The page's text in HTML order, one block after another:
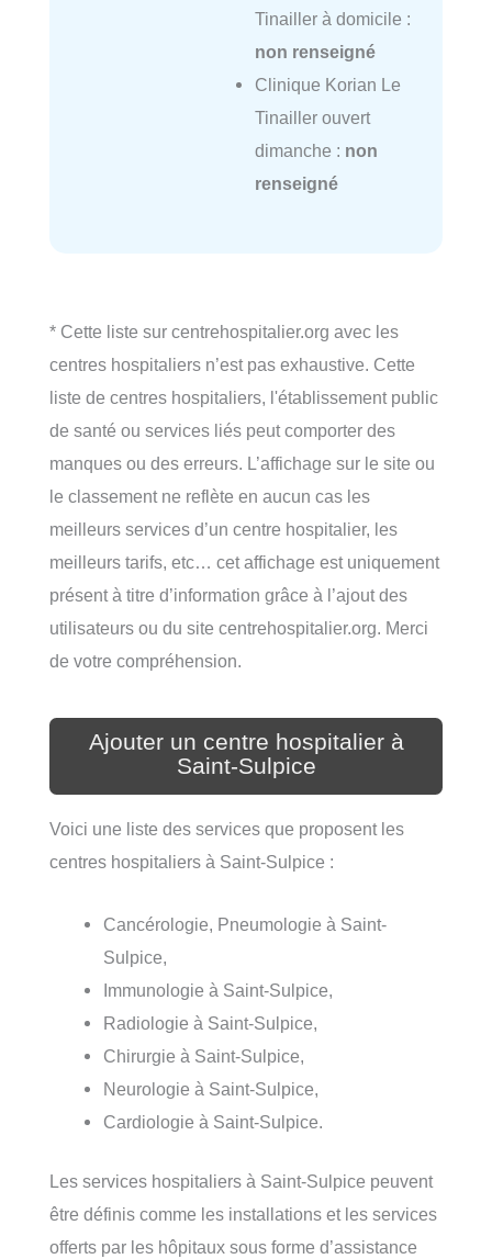
Tinailler à domicile :
non renseigné
Clinique Korian Le
Tinailler ouvert
dimanche : non
renseigné
* Cette liste sur centrehospitalier.org avec les
centres hospitaliers n’est pas exhaustive. Cette
liste de centres hospitaliers, l'établissement public
de santé ou services liés peut comporter des
manques ou des erreurs. L’affichage sur le site ou
le classement ne reflète en aucun cas les
meilleurs services d’un centre hospitalier, les
meilleurs tarifs, etc… cet affichage est uniquement
présent à titre d’information grâce à l’ajout des
utilisateurs ou du site centrehospitalier.org. Merci
de votre compréhension.
Ajouter un centre hospitalier à
Saint-Sulpice
Voici une liste des services que proposent les
centres hospitaliers à Saint-Sulpice :
Cancérologie, Pneumologie à Saint-
Sulpice,
Immunologie à Saint-Sulpice,
Radiologie à Saint-Sulpice,
Chirurgie à Saint-Sulpice,
Neurologie à Saint-Sulpice,
Cardiologie à Saint-Sulpice.
Les services hospitaliers à Saint-Sulpice peuvent
être définis comme les installations et les services
offerts par les hôpitaux sous forme d’assistance